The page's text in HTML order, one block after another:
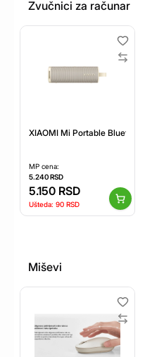
Zvučnici za računar
XIAOMI Mi Portable
MP cena:
5.240RSD
5.150 RSD
Ušteda: 90 RSD
Miševi